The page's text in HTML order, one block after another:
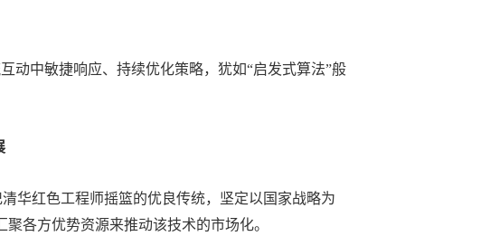
中敏捷响应、持续优化策略，犹如“启发式算法”般
华红色工程师摇篮的优良传统，坚定以国家战略为
各方优势资源来推动该技术的市场化。